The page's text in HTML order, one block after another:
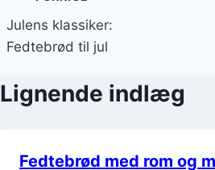
Julens klassiker:
Fedtebrød til jul
Lignende indlæg
Fedtebrød med rom og